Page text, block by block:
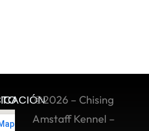
©2026 – Chising
Amstaff Kennel –